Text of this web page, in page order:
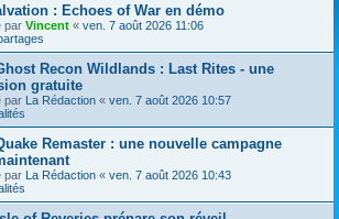
: Echoes of War en démo
par Vincent « ven. 7 août 2026 11:06
Recon Wildlands : Last Rites - une
gratuite
par La Rédaction « ven. 7 août 2026 10:57
Remaster : une nouvelle campagne
par La Rédaction « ven. 7 août 2026 10:43